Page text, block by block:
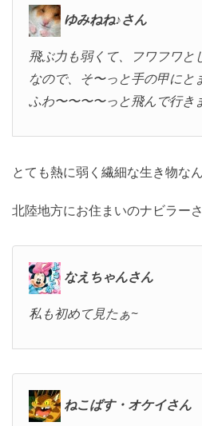
ゆみねね♪さん
飛ぶ力も弱くて、フワフワと
なので、そ〜っと手の甲にと
ふわ〜〜〜〜っと飛んで行き
とても熱に弱く繊細な生き物なん
北陸地方にお住まいのナビラー
なえちゃんさん
私も初めて見たぁ~
ねこばす・オケイさん